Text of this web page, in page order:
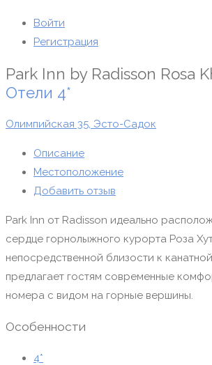
Войти
Регистрация
Park Inn by Radisson Rosa
Отели 4*
Олимпийская 35, Эсто-Садок
Описание
Местоположение
Добавить отзыв
Park Inn от Radisson идеально
сердце горнолыжного курорта Роза
непосредственной близости к
предлагает гостям современные
номера с видом на горные вершины.
Особенности
4*